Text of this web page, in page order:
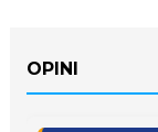
OPINI